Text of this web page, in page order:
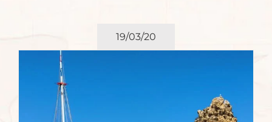
19/03/20